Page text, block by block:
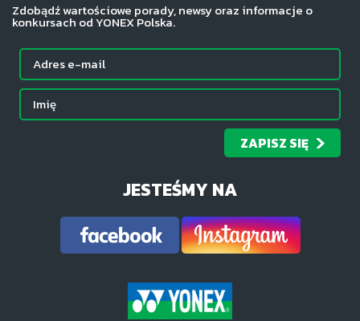
Zdobądź wartościowe porady, newsy oraz informacje o
konkursach od YONEX Polska.
ZAPISZ SIĘ
JESTEŚMY NA